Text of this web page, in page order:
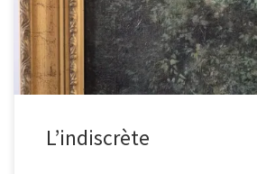
L’indiscrète